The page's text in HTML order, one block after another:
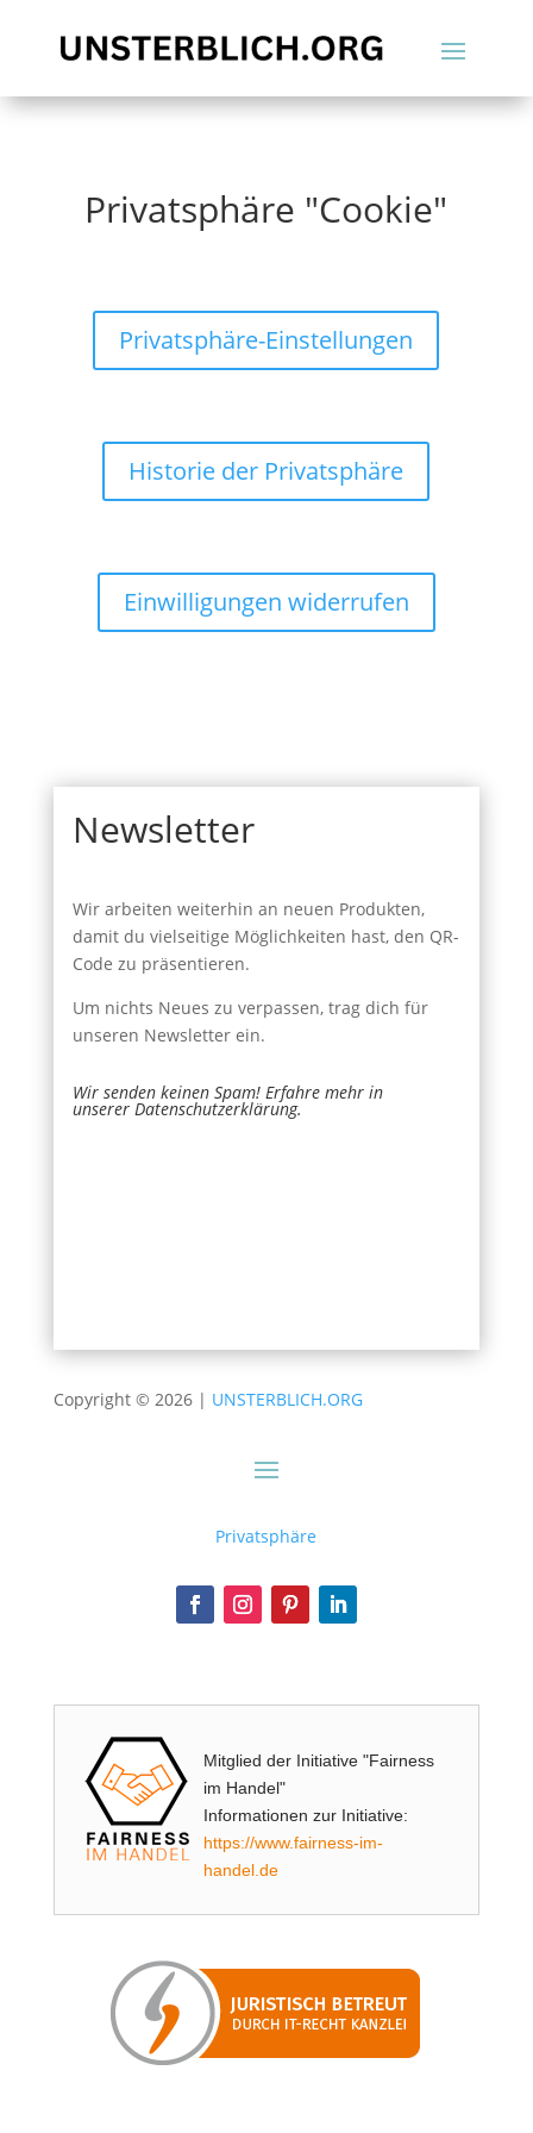
Privatsphäre "Cookie"
Privatsphäre-Einstellungen
Historie der Privatsphäre
Einwilligungen widerrufen
Newsletter
Wir arbeiten weiterhin an neuen Produkten,
damit du vielseitige Möglichkeiten hast, den QR-
Code zu präsentieren.
Um nichts Neues zu verpassen, trag dich für
unseren Newsletter ein.
Wir senden keinen Spam! Erfahre mehr in
unserer Datenschutzerklärung.
Copyright © 2026 | UNSTERBLICH.ORG
Privatsphäre
Mitglied der Initiative "Fairness
im Handel"
Informationen zur Initiative:
https://www.fairness-im-
handel.de